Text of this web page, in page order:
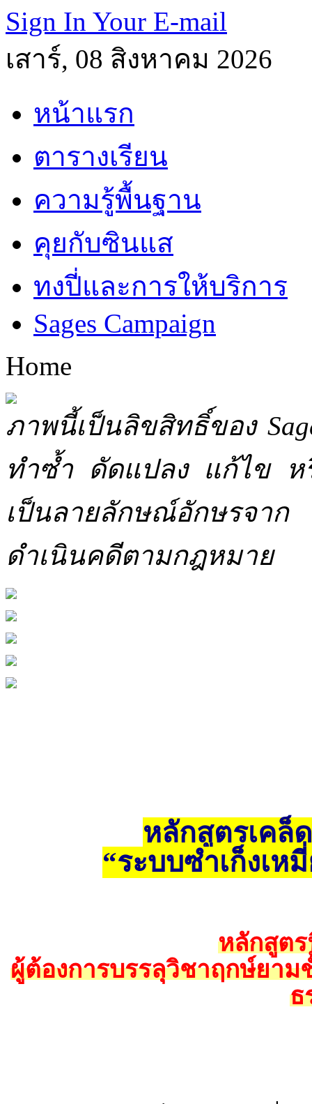
Sign In Your E-mail
เสาร์, 08 สิงหาคม 2026
หน้าแรก
ตารางเรียน
ความรู้พื้นฐาน
คุยกับซินแส
ทงปี่และการให้บริการ
Sages Campaign
Home
ภาพนี้เป็นลิขสิทธิ์ของ
ทำซ้ำ ดัดแปลง แก้ไข ห
เป็นลายลักษณ์อักษรจาก
ดำเนินคดีตามกฎหมาย
หลักสูตรเคล็
“ระบบซำเก็งเห
หลักสูตร
ผู้ต้องการบรรลุวิชาฤกษ์ยาม
ธ